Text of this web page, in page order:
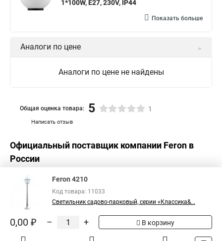
1*100W, E27, 230V, IP44
Показать больше
Аналоги по цене
Аналоги по цене не найдены
Написать отзыв
Общая оценка товара: 5 1
Официальный поставщик компании Feron в
России
Feron 4210
Код товара: 11033
Светильник садово-парковый, серии «Классика&...
0,00 ₽ – + В корзину